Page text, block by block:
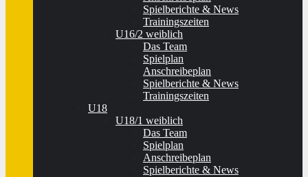
Spielberichte & News
Trainingszeiten
U16/2 weiblich
Das Team
Spielplan
Anschreibeplan
Spielberichte & News
Trainingszeiten
U18
U18/1 weiblich
Das Team
Spielplan
Anschreibeplan
Spielberichte & News